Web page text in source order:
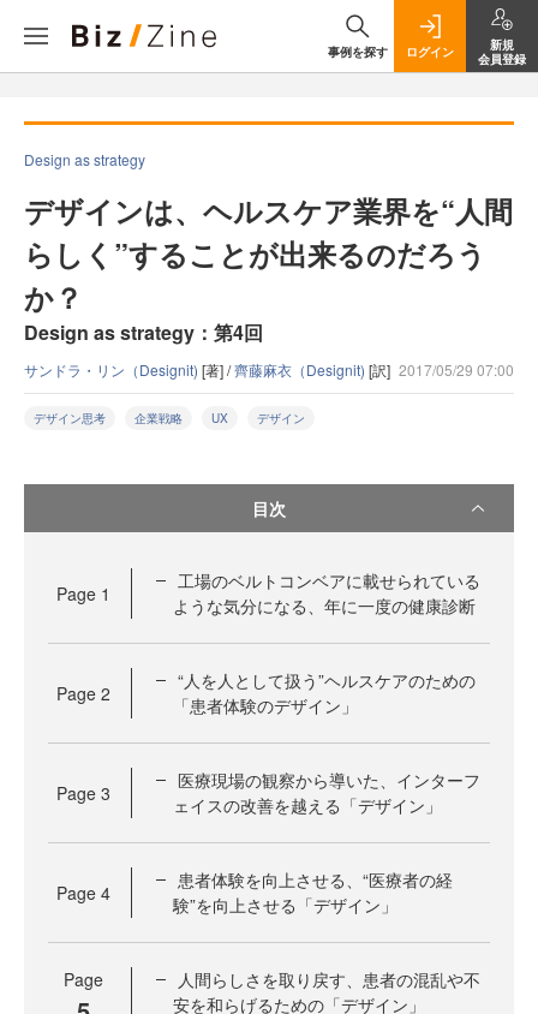
事例を探す ログイン
新規
会員登録
Design as strategy
デザインは、ヘルスケア業界を“人間
らしく”することが出来るのだろう
か？
Design as strategy：第4回
サンドラ・リン（Designit) [著] /齊藤麻衣（Designit) [訳] 2017/05/29 07:00
デザイン思考 企業戦略 UX デザイン
目次
Page 1
工場のベルトコンベアに載せられている
ような気分になる、年に一度の健康診断
Page 2
“人を人として扱う”ヘルスケアのための
「患者体験のデザイン」
Page 3
医療現場の観察から導いた、インターフ
ェイスの改善を越える「デザイン」
Page 4
患者体験を向上させる、“医療者の経
験”を向上させる「デザイン」
Page
人間らしさを取り戻す、患者の混乱や不
安を和らげるための「デザイン」